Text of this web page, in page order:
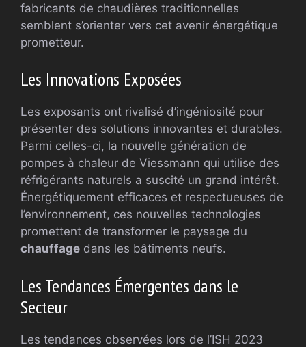
fabricants de chaudières traditionnelles
semblent s’orienter vers cet avenir énergétique
prometteur.
Les Innovations Exposées
Les exposants ont rivalisé d’ingéniosité pour
présenter des solutions innovantes et durables.
Parmi celles-ci, la nouvelle génération de
pompes à chaleur de Viessmann qui utilise des
réfrigérants naturels a suscité un grand intérêt.
Énergétiquement efficaces et respectueuses de
l’environnement, ces nouvelles technologies
promettent de transformer le paysage du
chauffage dans les bâtiments neufs.
Les Tendances Émergentes dans le
Secteur
Les tendances observées lors de l’ISH 2023